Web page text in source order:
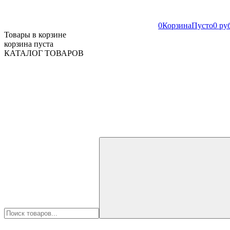
0КорзинаПусто0
Товары в корзине
корзина пуста
КАТАЛОГ ТОВАРОВ